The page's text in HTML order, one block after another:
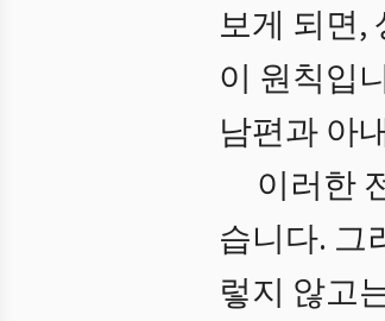
보게 되면,
이 원칙입
남편과 아
이러한
습니다. 그
렇지 않고